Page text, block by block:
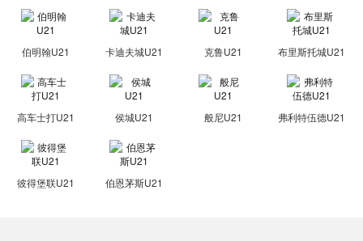
伯明翰U21 卡迪夫城U21 克鲁U21 布里斯托城U21
高车士打U21 侯城U21 般尼U21 弗利特伍德U21
彼得堡联U21 伯恩茅斯U21